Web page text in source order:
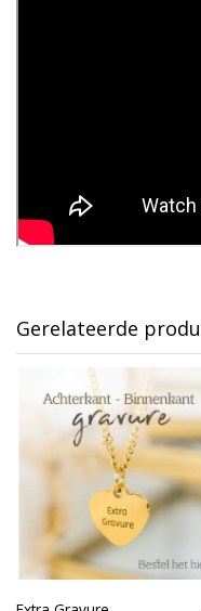
Gerelateerde